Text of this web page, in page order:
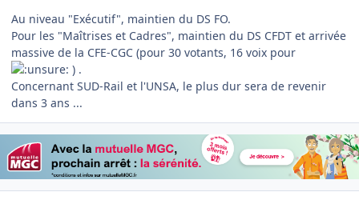
Au niveau "Exécutif", maintien du DS FO.
Pour les "Maîtrises et Cadres", maintien du DS CFDT et arrivée
massive de la CFE-CGC (pour 30 votants, 16 voix pour
) .
Concernant SUD-Rail et l'UNSA, le plus dur sera de revenir
dans 3 ans ...